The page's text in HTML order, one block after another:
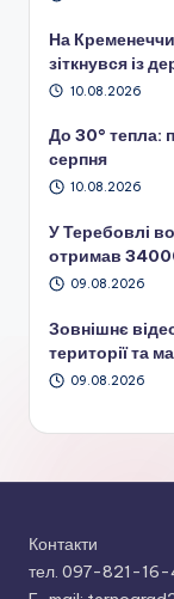
На
зіткнувся із
10.08.2026
До 30° тепла:
серпня
10.08.2026
У Теребовлі
отримав
09.08.2026
Зовнішнє
території та
09.08.2026
Контакти
тел. 097-821-